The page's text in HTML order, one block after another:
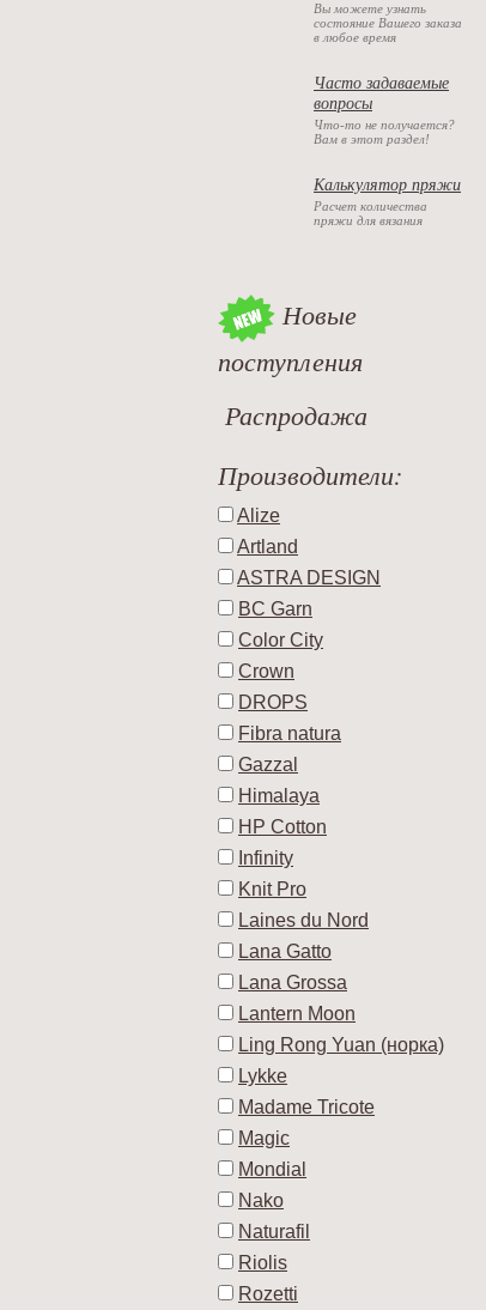
Вы можете узнать
состояние Вашего заказа
в любое время
Часто задаваемые
вопросы
Что-то не получается?
Вам в этот раздел!
Калькулятор пряжи
Расчет количества
пряжи для вязания
Новые
поступления
Распродажа
Производители:
Alize
Artland
ASTRA DESIGN
BC Garn
Color City
Crown
DROPS
Fibra natura
Gazzal
Himalaya
HP Cotton
Infinity
Knit Pro
Laines du Nord
Lana Gatto
Lana Grossa
Lantern Moon
Ling Rong Yuan (норка)
Lykke
Madame Tricote
Magic
Mondial
Nako
Naturafil
Riolis
Rozetti